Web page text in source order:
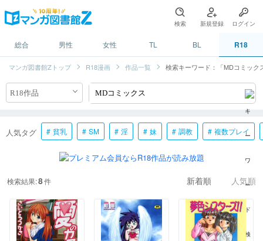
検索 新規登録 ログイン
総合 男性 女性 TL BL R18
マンガ図書館Zトップ R18漫画 作品一覧 検索キーワード：「MDコミック
人気タグ 貧乳 SM 淫 妹 調教 複数プレイ
検索結果:8件 新着順 人気順